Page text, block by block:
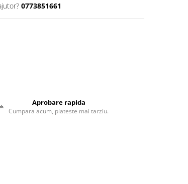
0773851661
Aprobare rapida
Cumpara acum, plateste mai tarziu.